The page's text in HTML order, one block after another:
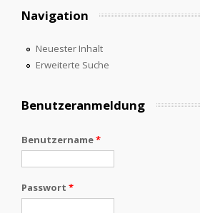
Navigation
Neuester Inhalt
Erweiterte Suche
Benutzeranmeldung
Benutzername*
Passwort *